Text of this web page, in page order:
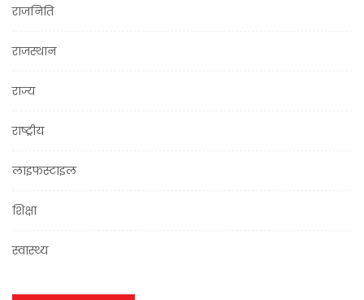
राजनिति
राजस्थान
राज्य
राष्ट्रीय
लाइफस्टाइल
शिक्षा
स्वास्थ्य